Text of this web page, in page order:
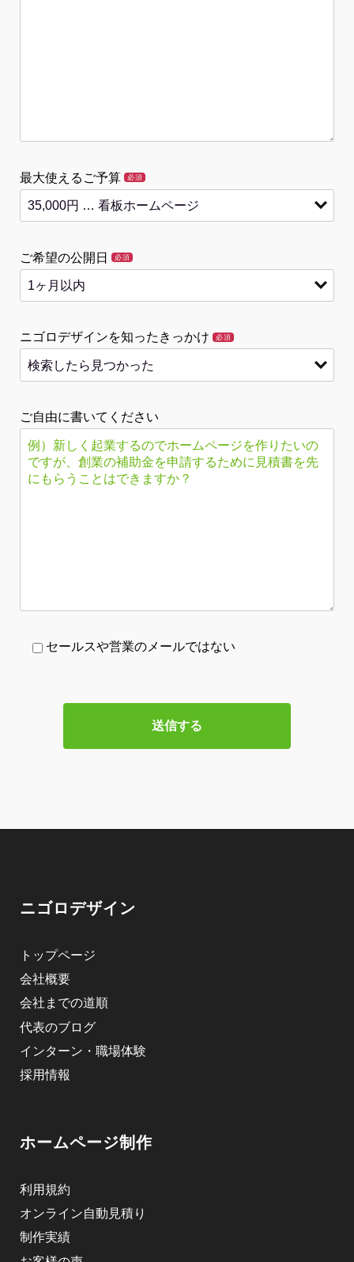
最大使えるご予算 必須
ご希望の公開日 必須
ニゴロデザインを知ったきっかけ 必須
ご自由に書いてください
セールスや営業のメールではない
ニゴロデザイン
トップページ
会社概要
会社までの道順
代表のブログ
インターン・職場体験
採用情報
ホームページ制作
利用規約
オンライン自動見積り
制作実績